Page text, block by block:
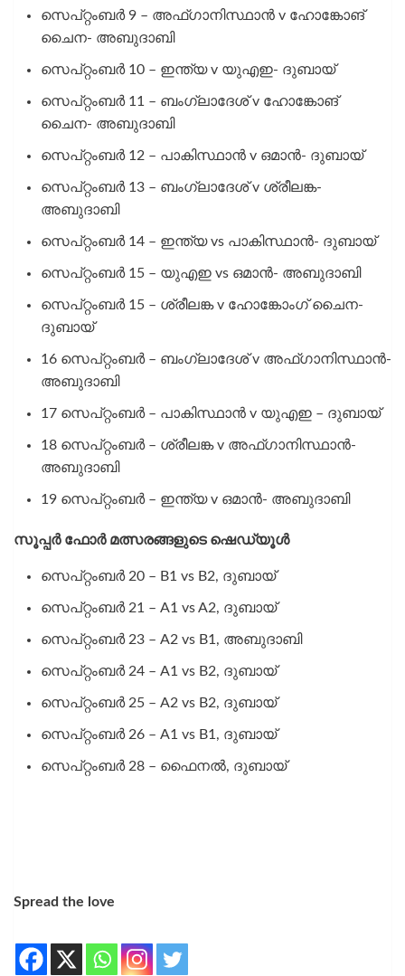
സെപ്റ്റംബർ 9 – അഫ്‌ഗാനിസ്ഥാൻ v ഹോങ്കോങ്
ചൈന- അബുദാബി
സെപ്റ്റംബർ 10 – ഇന്ത്യ v യുഎഇ- ദുബായ്
സെപ്റ്റംബർ 11 – ബംഗ്ലാദേശ് v ഹോങ്കോങ്
ചൈന- അബുദാബി
സെപ്റ്റംബർ 12 – പാകിസ്ഥാൻ v ഒമാൻ- ദുബായ്
സെപ്റ്റംബർ 13 – ബംഗ്ലാദേശ് v ശ്രീലങ്ക-
അബുദാബി
സെപ്റ്റംബർ 14 – ഇന്ത്യ vs പാകിസ്ഥാൻ- ദുബായ്
സെപ്റ്റംബർ 15 – യുഎഇ vs ഒമാൻ- അബുദാബി
സെപ്റ്റംബർ 15 – ശ്രീലങ്ക v ഹോങ്കോംഗ് ചൈന-
ദുബായ്
16 സെപ്റ്റംബർ – ബംഗ്ലാദേശ് v അഫ്‌ഗാനിസ്ഥാൻ-
അബുദാബി
17 സെപ്റ്റംബർ – പാകിസ്ഥാൻ v യുഎഇ – ദുബായ്
18 സെപ്റ്റംബർ – ശ്രീലങ്ക v അഫ്‌ഗാനിസ്ഥാൻ-
അബുദാബി
19 സെപ്റ്റംബർ – ഇന്ത്യ v ഒമാൻ- അബുദാബി
സൂപ്പർ ഫോർ മത്സരങ്ങളുടെ ഷെഡ്യൂൾ
സെപ്റ്റംബർ 20 – B1 vs B2, ദുബായ്
സെപ്റ്റംബർ 21 – A1 vs A2, ദുബായ്
സെപ്റ്റംബർ 23 – A2 vs B1, അബുദാബി
സെപ്റ്റംബർ 24 – A1 vs B2, ദുബായ്
സെപ്റ്റംബർ 25 – A2 vs B2, ദുബായ്
സെപ്റ്റംബർ 26 – A1 vs B1, ദുബായ്
സെപ്റ്റംബർ 28 – ഫൈനൽ, ദുബായ്
Spread the love